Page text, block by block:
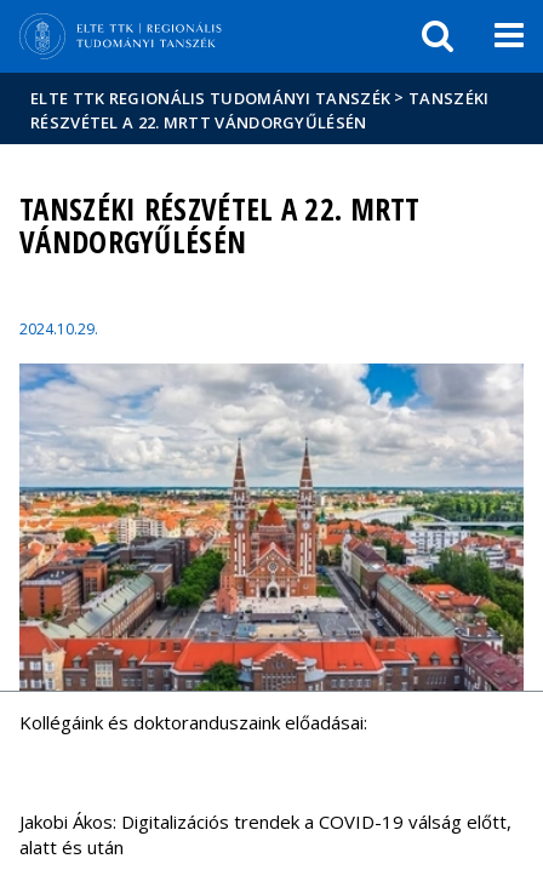
Események
ELTE a
sajtóban
ELTE TTK REGIONÁLIS TUDOMÁNYI TANSZÉK > TANSZÉKI
RÉSZVÉTEL A 22. MRTT VÁNDORGYŰLÉSÉN
TANSZÉKI RÉSZVÉTEL A 22. MRTT
VÁNDORGYŰLÉSÉN
2024.10.29.
Kollégáink és doktoranduszaink előadásai:
Jakobi Ákos: Digitalizációs trendek a COVID-19 válság előtt,
alatt és után